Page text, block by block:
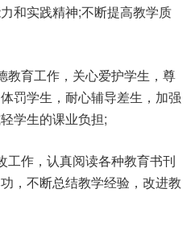
和实践精神;不断提高教学质
教育工作，关心爱护学生，尊
罚学生，耐心辅导差生，加强
学生的课业负担;
工作，认真阅读各种教育书刊
，不断总结教学经验，改进教